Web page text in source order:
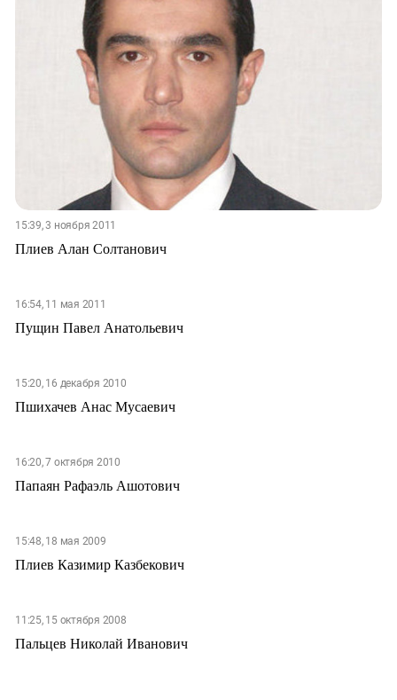
15:39, 3 ноября 2011
Плиев Алан Солтанович
16:54, 11 мая 2011
Пущин Павел Анатольевич
15:20, 16 декабря 2010
Пшихачев Анас Мусаевич
16:20, 7 октября 2010
Папаян Рафаэль Ашотович
15:48, 18 мая 2009
Плиев Казимир Казбекович
11:25, 15 октября 2008
Пальцев Николай Иванович